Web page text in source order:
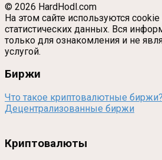
© 2026 HardHodl.com
На этом сайте используются
статистических данных. Вся
только для ознакомления и не
услугой.
Биржи
Что такое криптовалютные биржи?
Децентрализованные биржи
Криптовалюты